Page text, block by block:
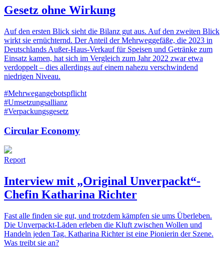
Gesetz ohne Wirkung
Auf den ersten Blick sieht die Bilanz gut aus. Auf den zweiten Blick
wirkt sie ernüchternd. Der Anteil der Mehrweggefäße, die 2023 in
Deutschlands Außer-Haus-Verkauf für Speisen und Getränke zum
Einsatz kamen, hat sich im Vergleich zum Jahr 2022 zwar etwa
verdoppelt – dies allerdings auf einem nahezu verschwindend
niedrigen Niveau.
#Mehrwegangebotspflicht
#Umsetzungsallianz
#Verpackungsgesetz
Circular Economy
Report
Interview mit „Original Unverpackt“-
Chefin Katharina Richter
Fast alle finden sie gut, und trotzdem kämpfen sie ums Überleben.
Die Unverpackt-Läden erleben die Kluft zwischen Wollen und
Handeln jeden Tag. Katharina Richter ist eine Pionierin der Szene.
Was treibt sie an?